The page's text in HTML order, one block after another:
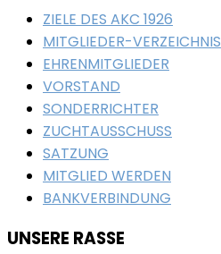
ZIELE DES AKC 1926
MITGLIEDER-VERZEICHNIS
EHRENMITGLIEDER
VORSTAND
SONDERRICHTER
ZUCHTAUSSCHUSS
SATZUNG
MITGLIED WERDEN
BANKVERBINDUNG
UNSERE RASSE